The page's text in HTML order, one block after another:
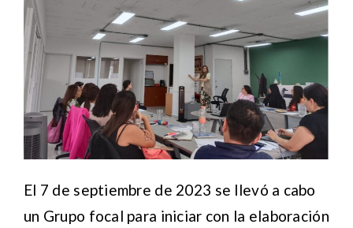
El 7 de septiembre de 2023 se llevó a cabo
un Grupo focal para iniciar con la elaboración